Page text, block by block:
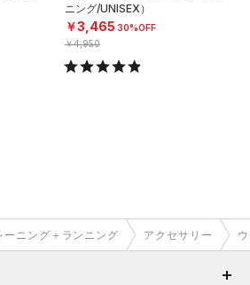
ニング/UNISEX）
￥3,465 30%OFF
￥4,950
ーニング＋ランニング アクセサリー